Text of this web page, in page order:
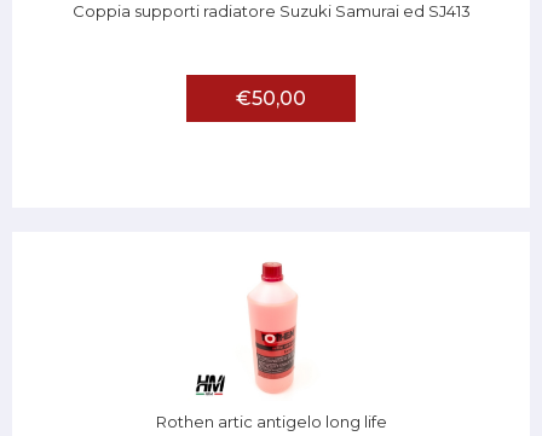
Coppia supporti radiatore Suzuki Samurai ed SJ413
€50,00
Rothen artic antigelo long life